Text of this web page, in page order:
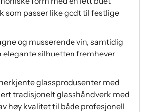
som passer like godt til festlige
og musserende vin, samtidig
elegante silhuetten fremhever
glassprodusenter med
tradisjonelt glasshåndverk med
høy kvalitet til både profesjonell